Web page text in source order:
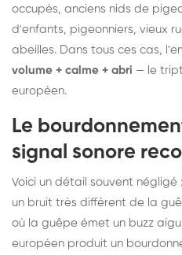
occupés, anciens nids de
d'enfants, pigeonniers, vieux
abeilles. Dans tous ces cas,
volume + calme + abri — le
européen.
Le
signal sonore
Voici un détail souvent
un bruit très différent de la
où la guêpe émet un buzz
européen produit un